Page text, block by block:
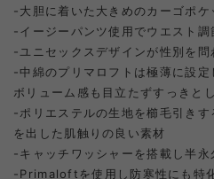
-大胆に着いた大きめのカーゴポケ
-イージーパンツ使用でウエスト調
-ユニセックスデザインが性別を問
-中綿のプリマロフトは極薄に設
ボリューム感も目立たずすっきとし
-ポリエステルの生地を櫛毛引きす
を出した肌触りの良い素材
-キャッチワッシャーを搭載し半
-Primaloftを使用し防寒性にも特